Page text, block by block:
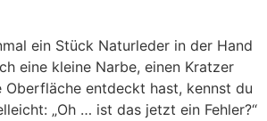
ein Stück Naturleder in der Hand
eine kleine Narbe, einen Kratzer
Oberfläche entdeckt hast, kennst du
„Oh … ist das jetzt ein Fehler?“